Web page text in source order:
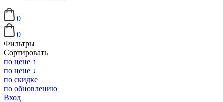
0
0
Фильтры
Сортировать
по цене ↑
по цене ↓
по скидке
по обновлению
Вход